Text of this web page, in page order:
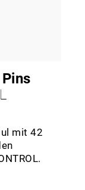
42 Pins
mit 42